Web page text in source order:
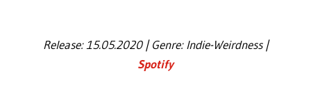
Release: 15.05.2020 | Genre: Indie-Weirdness |
Spotify